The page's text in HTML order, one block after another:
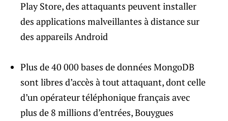
Play Store, des attaquants peuvent installer
des applications malveillantes à distance sur
des appareils Android
Plus de 40 000 bases de données MongoDB
sont libres d’accès à tout attaquant, dont celle
d’un opérateur téléphonique français avec
plus de 8 millions d’entrées, Bouygues